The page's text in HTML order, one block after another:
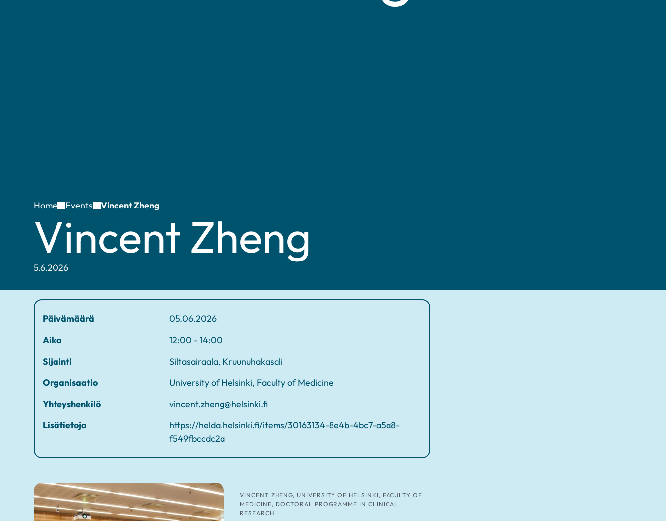
Home Events Vincent Zheng
Vincent Zheng
5.6.2026
Päivämäärä
05.06.2026
Aika
12:00 - 14:00
Sijainti
Siltasairaala, Kruunuhakasali
Organisaatio
University of Helsinki, Faculty of Medicine
Yhteyshenkilö
vincent.zheng@helsinki.fi
Lisätietoja
https://helda.helsinki.fi/items/30163134-8e4b-4bc7-a5a8-
f549fbccdc2a
VINCENT ZHENG, UNIVERSITY OF HELSINKI, FACULTY OF
MEDICINE, DOCTORAL PROGRAMME IN CLINICAL
RESEARCH